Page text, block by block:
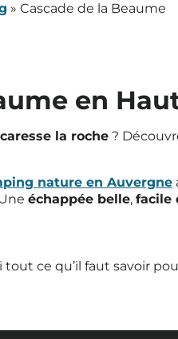
» Cascade de la Beaume
en
caresse la roche ?
nature en Auvergne
échappée belle, facile
ce qu’il faut savoir